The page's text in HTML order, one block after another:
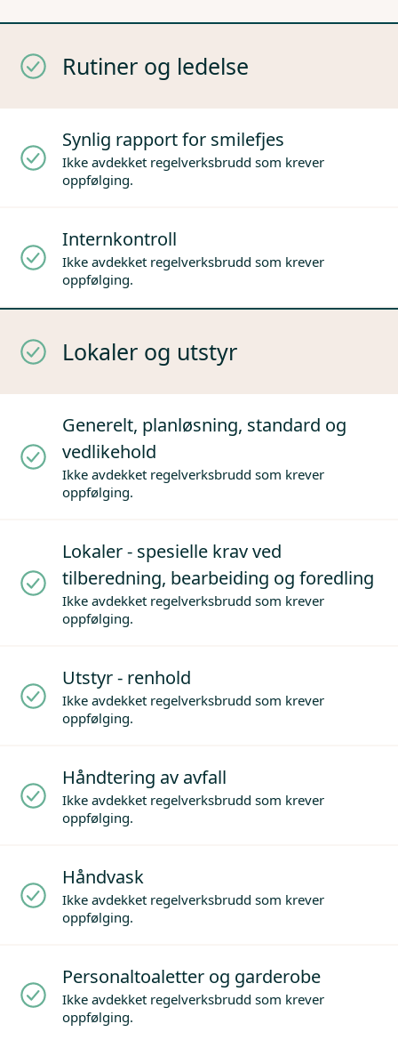
Rutiner og ledelse
Synlig rapport for smilefjes
Ikke avdekket regelverksbrudd som krever
oppfølging.
Internkontroll
Ikke avdekket regelverksbrudd som krever
oppfølging.
Lokaler og utstyr
Generelt, planløsning, standard og
vedlikehold
Ikke avdekket regelverksbrudd som krever
oppfølging.
Lokaler - spesielle krav ved
tilberedning, bearbeiding og foredling
Ikke avdekket regelverksbrudd som krever
oppfølging.
Utstyr - renhold
Ikke avdekket regelverksbrudd som krever
oppfølging.
Håndtering av avfall
Ikke avdekket regelverksbrudd som krever
oppfølging.
Håndvask
Ikke avdekket regelverksbrudd som krever
oppfølging.
Personaltoaletter og garderobe
Ikke avdekket regelverksbrudd som krever
oppfølging.